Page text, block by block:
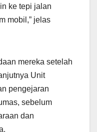
ke tepi jalan
mobil,” jelas
mereka setelah
Unit
pengejaran
sebelum
dan